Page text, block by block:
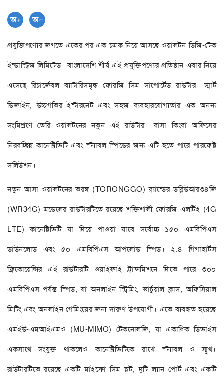
প্রযুক্তিপণ্যের জগতে একের পর এক চমক নিয়ে আসছে ওয়ালটন ডিজি-টেক
ইন্ডাস্ট্রিজ লিমিটেড। বাংলাদেশি শীর্ষ এই প্রযুক্তিপণ্যের প্রতিষ্ঠান এবার নিয়ে
এসেছে রিচার্জেবল ব্যাটারিসমৃদ্ধ ফোরজি সিম সাপোর্টেড রাউটার। স্মার্ট
ডিজাইন, উচ্চগতির ইন্টারনেট এবং সহজ ব্যবহারযোগ্যতার এক অনন্য
সংমিশ্রণে তৈরি ওয়ালটনের নতুন এই রাউটার। বাসা কিংবা অফিসের
নিরবচ্ছিন্ন কানেক্টিভিটি এবং স্ট্যাবল স্পিডের জন্য এটি হতে পারে পারফেক্ট
সলিউশন।
নতুন আসা ওয়ালটনের তরঙ্গ (TORONGGO) ব্র্যান্ডের ডব্লিউআর৩৪জি
(WR34G) মডেলের রাউটারটিতে রয়েছে শক্তিশালী ফোরজি এলটিই (4G
LTE) কানেক্টিভিটি যা দিয়ে পাওয়া যাবে সর্বোচ্চ ১৫০ এমবিপিএস
ডাউনলোড এবং ৫০ এমবিপিএস আপলোড স্পিড। ২.৪ গিগাহার্টস
ফ্রিকোয়েন্সির এই রাউটারটি ওয়াইফাই ট্রান্সমিশনে দিতে পারে ৩০০
এমবিপিএস পর্যন্ত স্পিড, যা অনলাইন স্ট্রিমিং, ভার্চুয়াল ক্লাস, অফিসিয়াল
মিটিং এবং অনলাইন গেমিংয়ের জন্য দারুণ উপযোগী। এতে ব্যবহৃত হয়েছে
এমইউ-এমআইএমও (MU-MIMO) টেকনোলজি, যা একাধিক ডিভাইস
একসাথে সংযুক্ত থাকলেও কানেক্টিভিটিকে রাখে স্ট্যাবল ও স্মুথ।
রাউটারটিতে রয়েছে একটি মাইক্রো সিম স্লট, দুটি ল্যান পোর্ট এবং একটি